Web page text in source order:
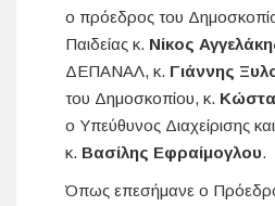
ο πρόεδρος του
Παιδείας κ. Νίκος
ΔΕΠΑΝΑΛ, κ. Γιάννης
του Δημοσκοπίου, κ.
ο Υπεύθυνος Διαχείρισης
κ. Βασίλης Εφραίμογλου.
Όπως επεσήμανε ο